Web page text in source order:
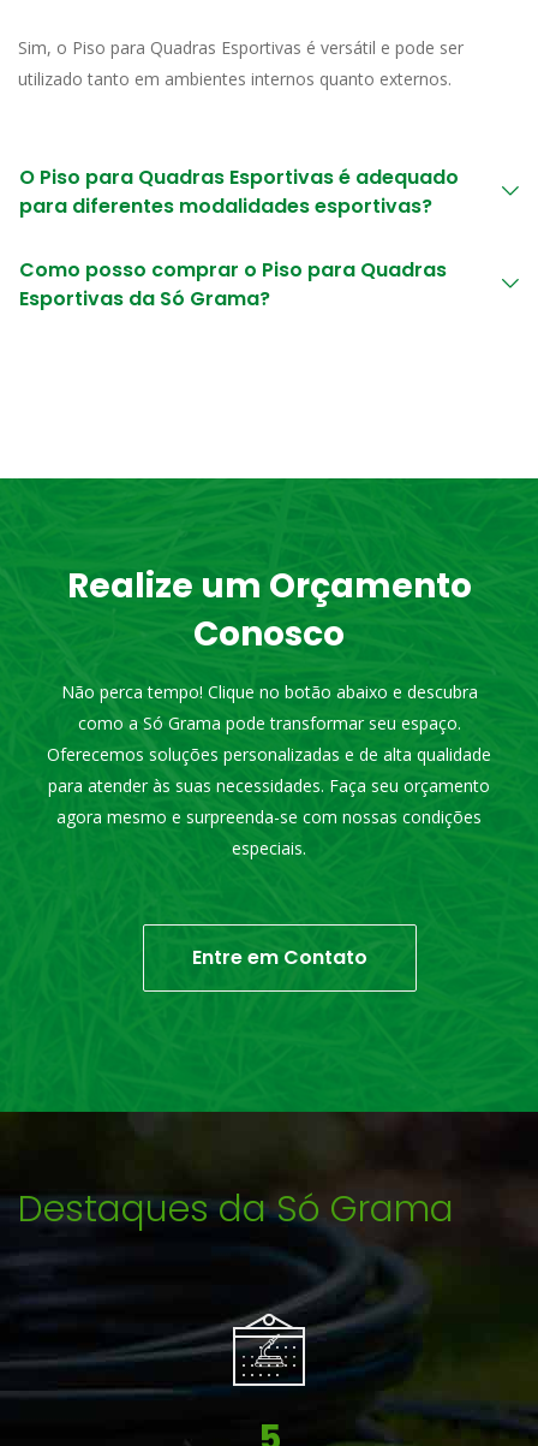
Sim, o Piso para Quadras Esportivas é versátil e pode ser
utilizado tanto em ambientes internos quanto externos.
O Piso para Quadras Esportivas é adequado
para diferentes modalidades esportivas?
Como posso comprar o Piso para Quadras
Esportivas da Só Grama?
Realize um Orçamento
Conosco
Não perca tempo! Clique no botão abaixo e descubra
como a Só Grama pode transformar seu espaço.
Oferecemos soluções personalizadas e de alta qualidade
para atender às suas necessidades. Faça seu orçamento
agora mesmo e surpreenda-se com nossas condições
especiais.
Entre em Contato
Destaques da Só Grama